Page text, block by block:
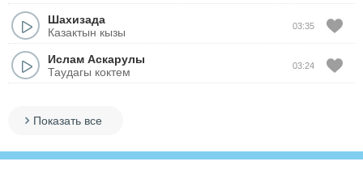
Шахизада
Казактын кызы
03:35
Ислам Аскарулы
Таудагы коктем
03:24
Показать все